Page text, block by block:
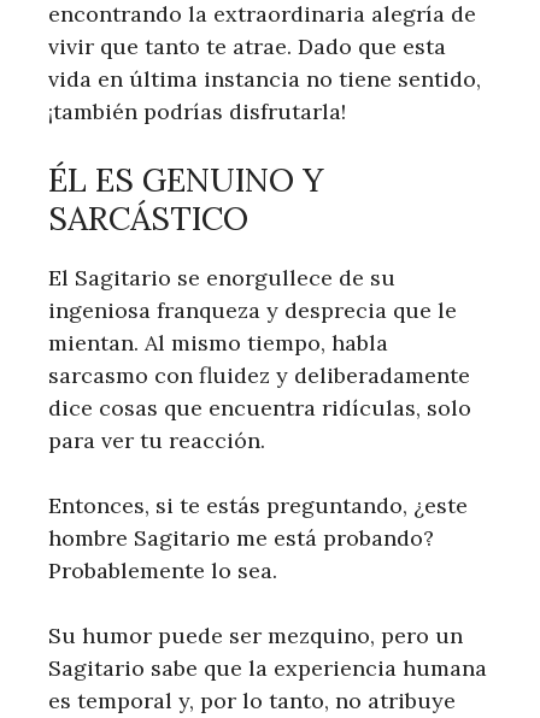
encontrando la extraordinaria alegría de
vivir que tanto te atrae. Dado que esta
vida en última instancia no tiene sentido,
¡también podrías disfrutarla!
ÉL ES GENUINO Y
SARCÁSTICO
El Sagitario se enorgullece de su
ingeniosa franqueza y desprecia que le
mientan. Al mismo tiempo, habla
sarcasmo con fluidez y deliberadamente
dice cosas que encuentra ridículas, solo
para ver tu reacción.
Entonces, si te estás preguntando, ¿este
hombre Sagitario me está probando?
Probablemente lo sea.
Su humor puede ser mezquino, pero un
Sagitario sabe que la experiencia humana
es temporal y, por lo tanto, no atribuye